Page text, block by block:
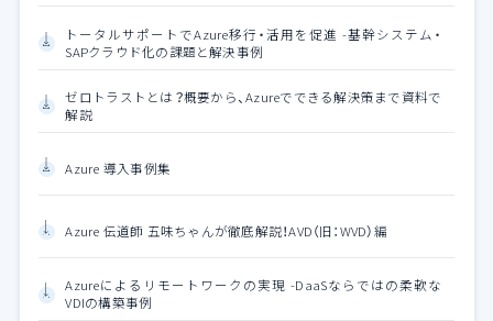
トータルサポートでAzure移行・活用を促進 -基幹システム・
SAPクラウド化の課題と解決事例
ゼロトラストとは？概要から、Azureでできる解決策まで資料で
解説
Azure 導入事例集
Azure 伝道師 五味ちゃんが徹底解説！AVD（旧：WVD）編
Azureによるリモートワークの実現 -DaaSならではの柔軟な
VDIの構築事例